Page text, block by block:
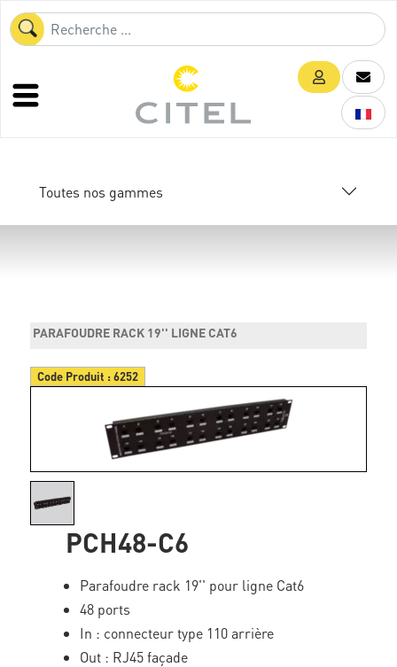
Toutes nos gammes
PARAFOUDRE RACK 19'' LIGNE CAT6
Code Produit :6252
PCH48-C6
Parafoudre rack 19'' pour ligne Cat6
48 ports
In : connecteur type 110 arrière
Out : RJ45 façade